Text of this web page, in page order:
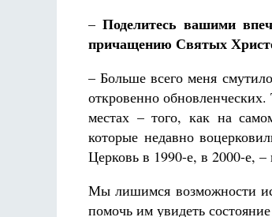
– Поделитесь вашими
причащению Святых
– Больше всего меня
откровенно обновленческих.
местах – того, как на
которые недавно
Церковь в 1990-е, в 2000-е,
Мы лишимся возможности
помочь им увидеть